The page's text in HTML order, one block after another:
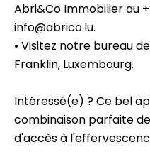
Abri&Co Immobilier au
info@abrico.lu.
• Visitez notre bureau
Franklin, Luxembourg.
Intéressé(e) ? Ce bel
combinaison parfaite
d'accès à